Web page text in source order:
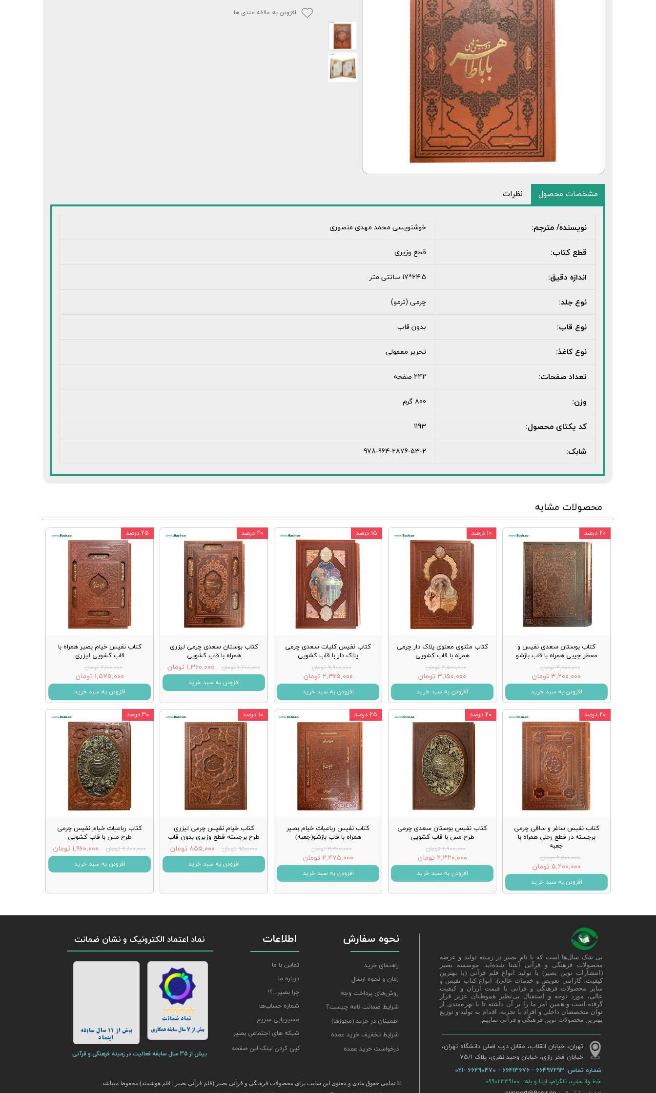
افزودن به علاقه مندی ها
مشخصات محصول نظرات
نویسنده/ مترجم: خوشنویسی محمد مهدی منصوری
قطع کتاب: قطع وزیری
اندازه دقیق: 24.5*17 سانتی متر
نوع جلد: چرمی (ترمو)
نوع قاب: بدون قاب
نوع کاغذ: تحریر معمولی
تعداد صفحات: 242 صفحه
وزن: 800 گرم
کد یکتای محصول: 1193
شابک: 978-964-2876-53-2
محصولات مشابه
کتاب بوستان سعدی نفیس و
معطر جیبی همراه با قاب بازشو
۴,۰۰۰,۰۰۰ تومان
۳,۲۰۰,۰۰۰ تومان
افزودن به سبد خرید
۲۰ درصد
کتاب مثنوی معنوی پلاک دار چرمی
همراه با قاب کشویی
۳,۵۰۰,۰۰۰ تومان
۳,۱۵۰,۰۰۰ تومان
افزودن به سبد خرید
۱۰ درصد
کتاب نفیس کلیات سعدی چرمی
پلاک دار با قاب کشویی
۲,۹۰۰,۰۰۰ تومان
۲,۴۶۵,۰۰۰ تومان
افزودن به سبد خرید
۱۵ درصد
کتاب بوستان سعدی چرمی لیزری
همراه با قاب کشویی
۱,۷۰۰,۰۰۰ تومان ۱,۳۶۰,۰۰۰ تومان
افزودن به سبد خرید
۲۰ درصد
کتاب نفیس خیام بصیر همراه با
قاب کشویی لیزری
۲,۱۰۰,۰۰۰ تومان
۱,۵۷۵,۰۰۰ تومان
افزودن به سبد خرید
۲۵ درصد
کتاب نفیس ساغر و ساقی چرمی
برجسته در قطع رحلی همراه با
جعبه
۶,۵۰۰,۰۰۰ تومان
۵,۲۰۰,۰۰۰ تومان
افزودن به سبد خرید
۲۰ درصد
کتاب نفیس بوستان سعدی چرمی
طرح مس با قاب کشویی
۲,۹۰۰,۰۰۰ تومان
۲,۳۲۰,۰۰۰ تومان
افزودن به سبد خرید
۲۰ درصد
کتاب نفیس رباعیات خیام بصیر
همراه با قاب بازشو(جعبه)
۳,۳۰۰,۰۰۰ تومان
۲,۴۷۵,۰۰۰ تومان
افزودن به سبد خرید
۲۵ درصد
کتاب خیام نفیس چرمی لیزری
طرح برجسته قطع وزیری بدون قاب
۹۵۰,۰۰۰ تومان ۸۵۵,۰۰۰ تومان
افزودن به سبد خرید
۱۰ درصد
کتاب رباعیات خیام نفیس چرمی
طرح مس با قاب کشویی
۲,۸۰۰,۰۰۰ تومان ۱,۹۶۰,۰۰۰ تومان
افزودن به سبد خرید
۳۰ درصد
نحوه سفارش
راهنمای خرید
زمان و نحوه ارسال
روش‌های پرداخت وجه
شرایط ضمانت نامه چیست؟
اطمینان در خرید (مجوزها)
شرایط تخفیف خرید عمده
درخواست خرید عمده
© تمامی حقوق مادی و معنوی این سایت برای محصولات فرهنگی و قرآنی بصیر (قلم قرآنی بصیر | قلم هوشمند) محفوظ میباشد.
نماد اعتماد الکترونیک و نشان ضمانت
بیش از 11 سال سابقه
اینماد
بیش از 35 سال سابقه فعالیت در زمینه فرهنگی و قرآنی
بیش از 7 سال سابقه همکاری
اطلاعات
تماس با ما
درباره ما
چرا بصیر...؟!
شماره حساب‌ها
مسیریابی سریع
شبکه های اجتماعی بصیر
تهران، خیابان انقلاب، مقابل درب اصلی دانشگاه تهران،
خیابان فخر رازی، خیابان وحید نظری، پلاک ۷۵/۱​​​​​​​
شماره تماس:
بی شک سال‌ها است که با نام بصیر در زمینه تولید و عرضه
محصولات فرهنگی و قرآنی آشنا شده‌اید. موسسه بصیر
(انتشارات نوین بصیر) با تولید انواع قلم قرآنی (با بهترین
کیفیت، گارانتی تعویض و خدمات عالی)، انواع کتاب نفیس و
سایر محصولات فرهنگی و قرانی با قیمت ارزان و کیفیت
عالی، مورد توجه و استقبال بی‌نظیر هموطنان عزیز قرار
گرفته است و همین امر ما را بر آن داشته تا با بهره‌مندی از
توان متخصصان داخلی و افراد با تجربه، اقدام به تولید و توزیع
بهترین محصولات نوین فرهنگی و قرآنی نماییم.
خط واتساپ، تلگرام، ایتا و بله: 09902339100
کپی کردن لینک این صفحه